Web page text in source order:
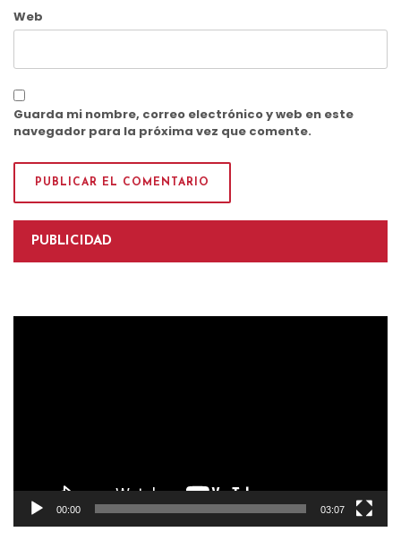
Web
Guarda mi nombre, correo electrónico y web en este
navegador para la próxima vez que comente.
PUBLICIDAD
00:00 03:07